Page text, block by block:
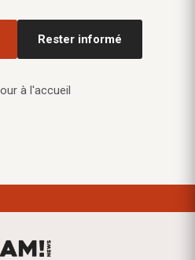
Rester informé
à l'accueil